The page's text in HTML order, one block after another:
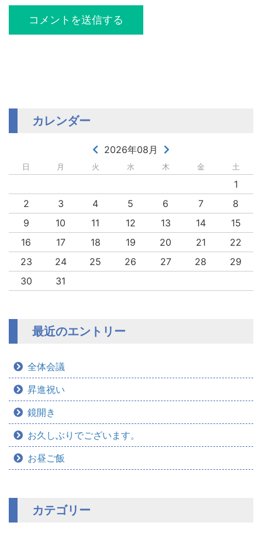
カレンダー
2026年08月
日 月 火 水 木 金 土
1
2
3 4 5 6 7
8
9
10 11 12 13 14
15
16
17 18 19 20 21
22
23
24 25 26 27 28
29
30
31
最近のエントリー
全体会議
昇進祝い
鏡開き
お久しぶりでございます。
お昼ご飯
カテゴリー